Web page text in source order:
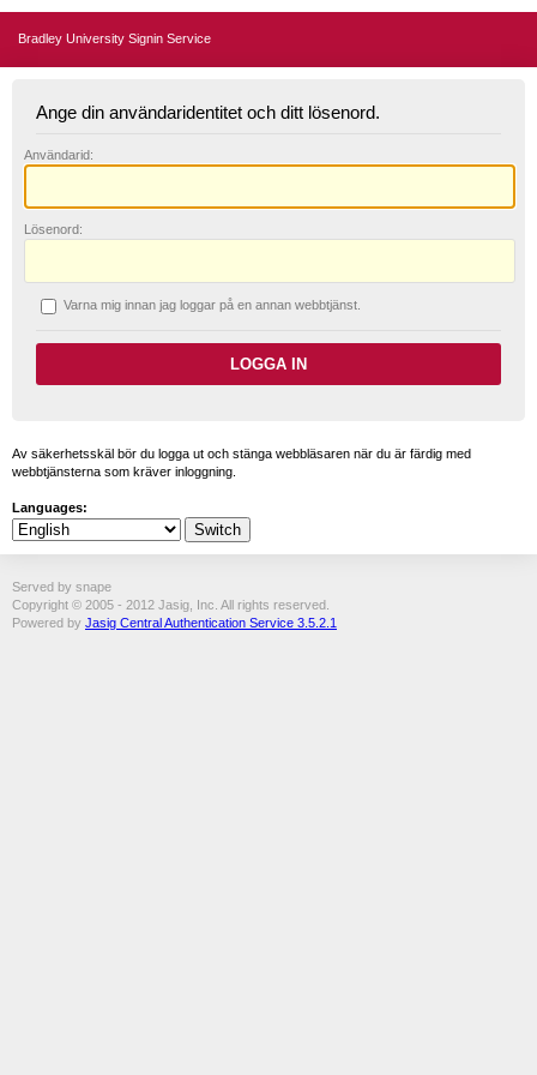
Bradley University Signin Service
Ange din användaridentitet och ditt lösenord.
Användarid:
L ösenord:
Varna mig innan jag loggar på en annan webbtjänst.
Av säkerhetsskäl bör du logga ut och stänga webbläsaren när du är färdig med
webbtjänsterna som kräver inloggning.
Languages:
Served by snape
Copyright © 2005 - 2012 Jasig, Inc. All rights reserved.
Powered by Jasig Central Authentication Service 3.5.2.1